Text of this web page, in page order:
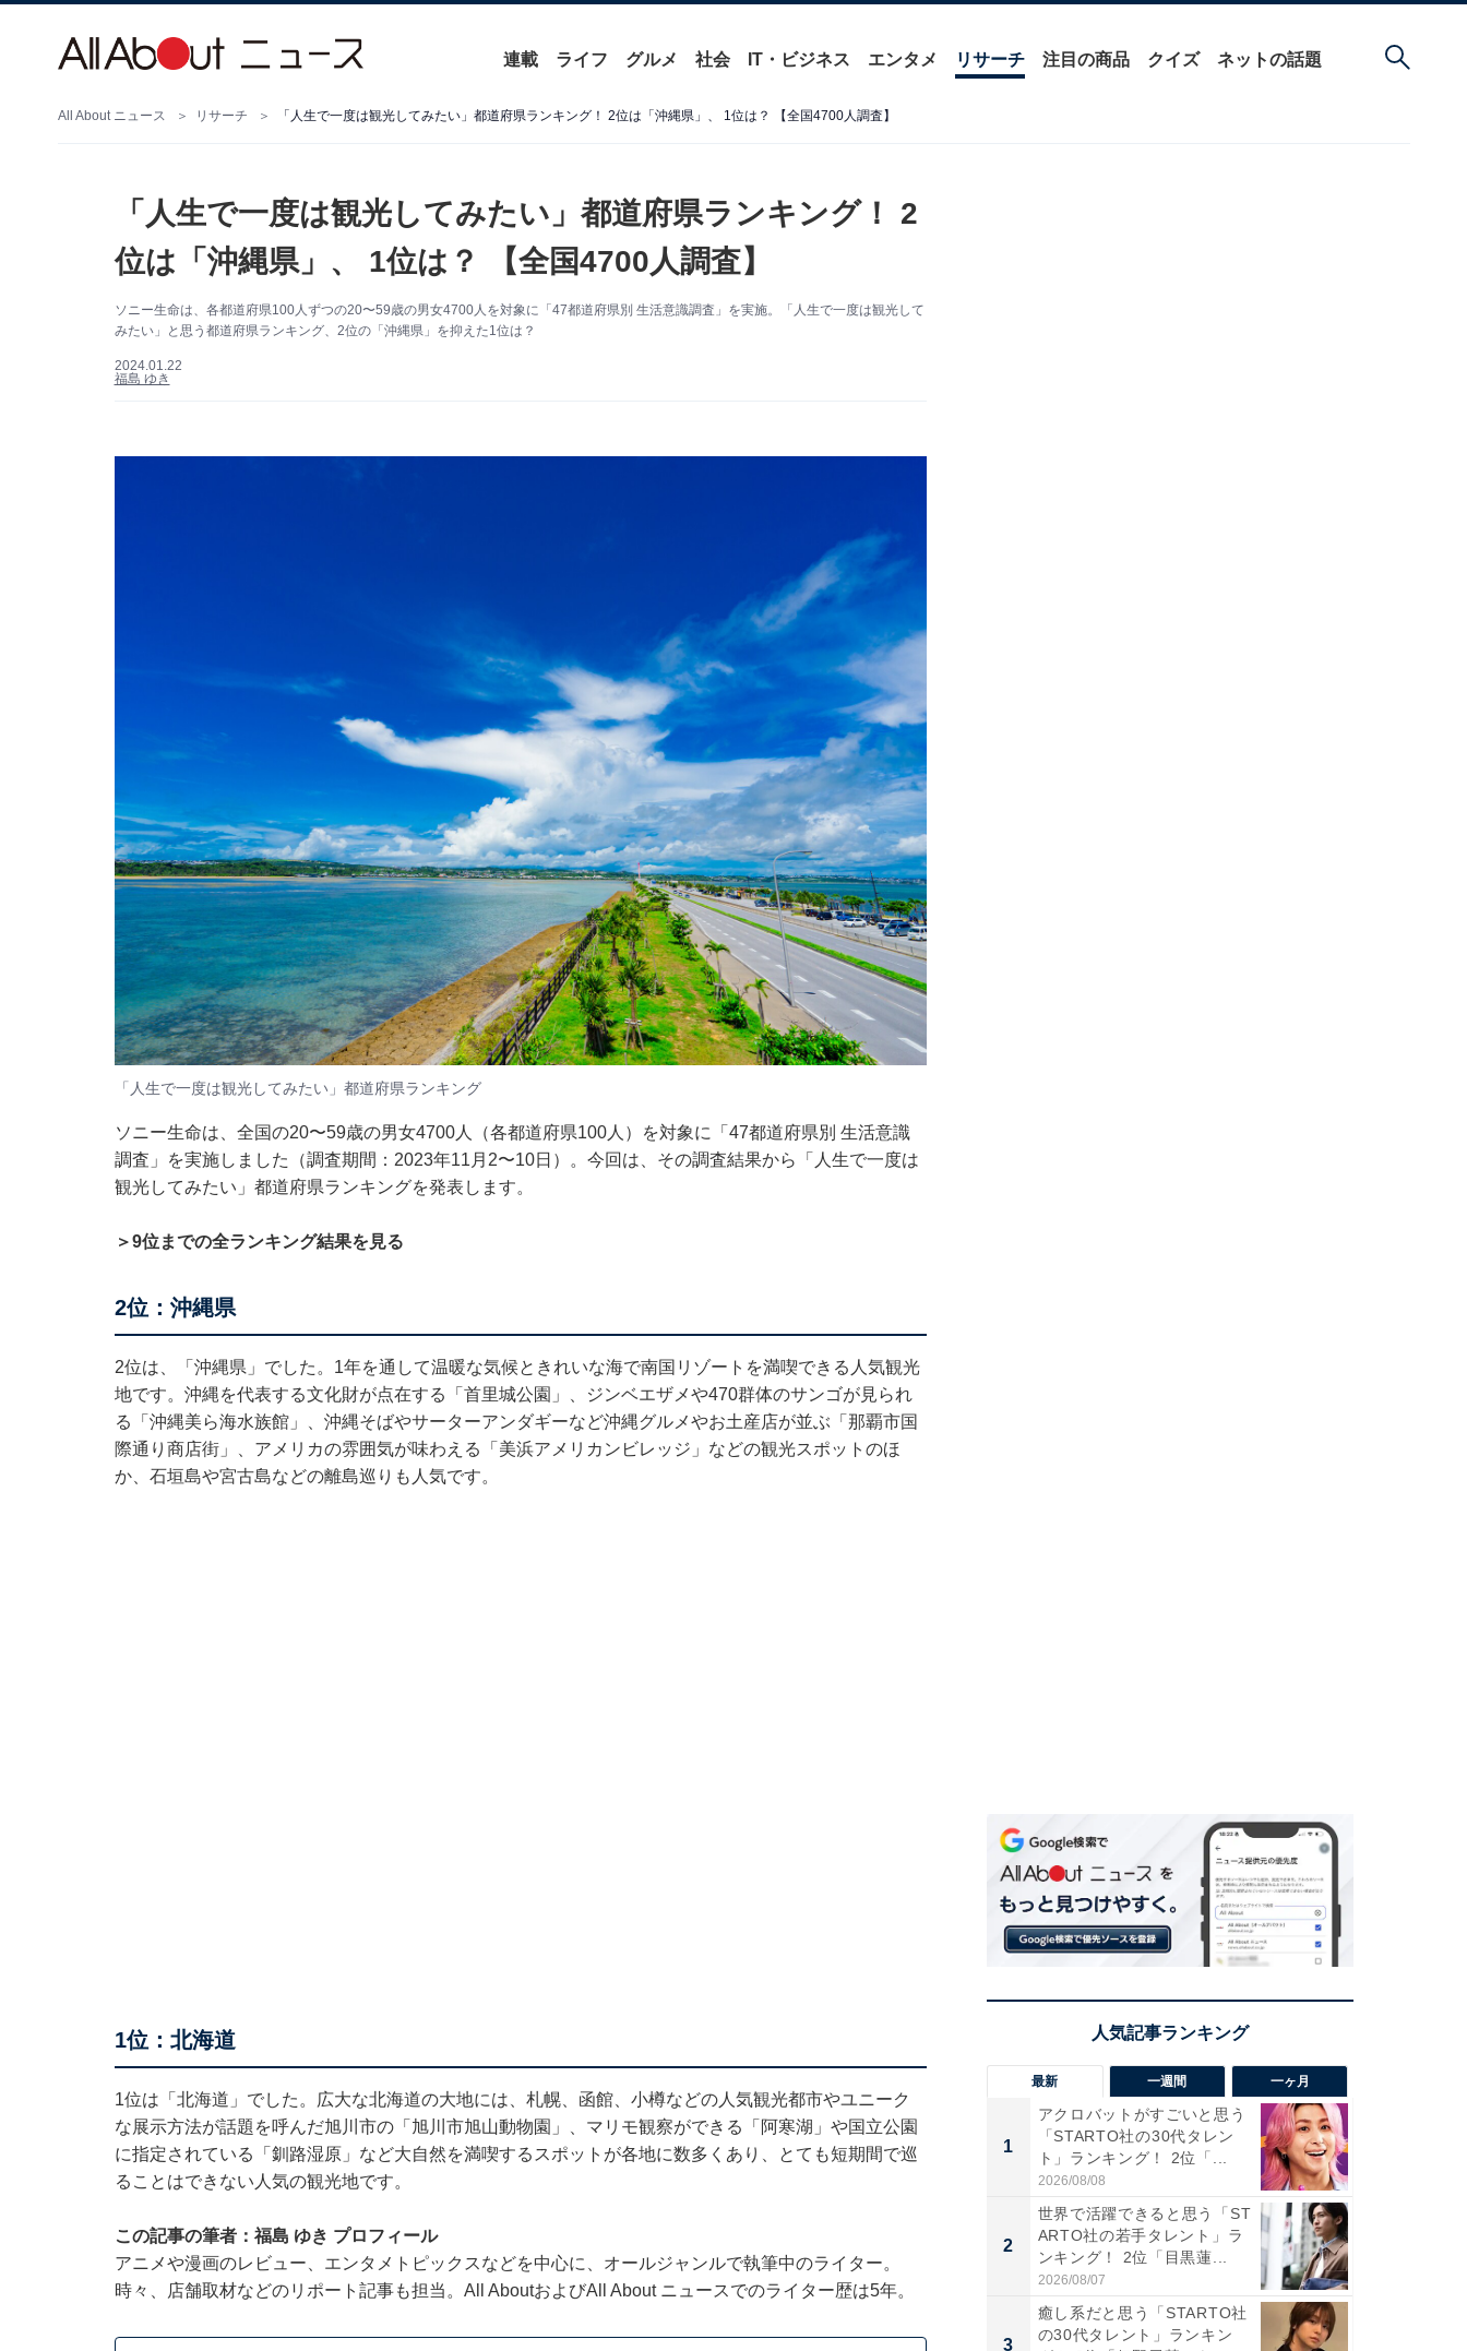
連載 ライフ グルメ 社会 IT・ビジネス エンタメ リサーチ 注目の商品 クイズ ネットの話題
All About ニュース リサーチ 「人生で一度は観光してみたい」都道府県ランキング！ 2位は「沖縄県」、 1位は？ 【全国4700人調査】
「人生で一度は観光してみたい」都道府県ランキング！ 2
位は「沖縄県」、 1位は？ 【全国4700人調査】
ソニー生命は、各都道府県100人ずつの20〜59歳の男女4700人を対象に「47都道府県別 生活意識調査」を実施。「人生で一度は観光して
みたい」と思う都道府県ランキング、2位の「沖縄県」を抑えた1位は？
2024.01.22
福島 ゆき
「人生で一度は観光してみたい」都道府県ランキング
ソニー生命は、全国の20〜59歳の男女4700人（各都道府県100人）を対象に「47都道府県別 生活意識
調査」を実施しました（調査期間：2023年11月2〜10日）。今回は、その調査結果から「人生で一度は
観光してみたい」都道府県ランキングを発表します。
＞9位までの全ランキング結果を見る
2位：沖縄県
2位は、「沖縄県」でした。1年を通して温暖な気候ときれいな海で南国リゾートを満喫できる人気観光
地です。沖縄を代表する文化財が点在する「首里城公園」、ジンベエザメや470群体のサンゴが見られ
る「沖縄美ら海水族館」、沖縄そばやサーターアンダギーなど沖縄グルメやお土産店が並ぶ「那覇市国
際通り商店街」、アメリカの雰囲気が味わえる「美浜アメリカンビレッジ」などの観光スポットのほ
か、石垣島や宮古島などの離島巡りも人気です。
1位：北海道
1位は「北海道」でした。広大な北海道の大地には、札幌、函館、小樽などの人気観光都市やユニーク
な展示方法が話題を呼んだ旭川市の「旭川市旭山動物園」、マリモ観察ができる「阿寒湖」や国立公園
に指定されている「釧路湿原」など大自然を満喫するスポットが各地に数多くあり、とても短期間で巡
ることはできない人気の観光地です。
この記事の筆者：福島 ゆき プロフィール
アニメや漫画のレビュー、エンタメトピックスなどを中心に、オールジャンルで執筆中のライター。
時々、店舗取材などのリポート記事も担当。All AboutおよびAll About ニュースでのライター歴は5年。
最新 一週間 一ヶ月
1
アクロバットがすごいと思う
「STARTO社の30代タレン
ト」ランキング！ 2位「...
2026/08/08
2
世界で活躍できると思う「ST
ARTO社の若手タレント」ラ
ンキング！ 2位「目黒蓮...
2026/08/07
3
癒し系だと思う「STARTO社
の30代タレント」ランキン